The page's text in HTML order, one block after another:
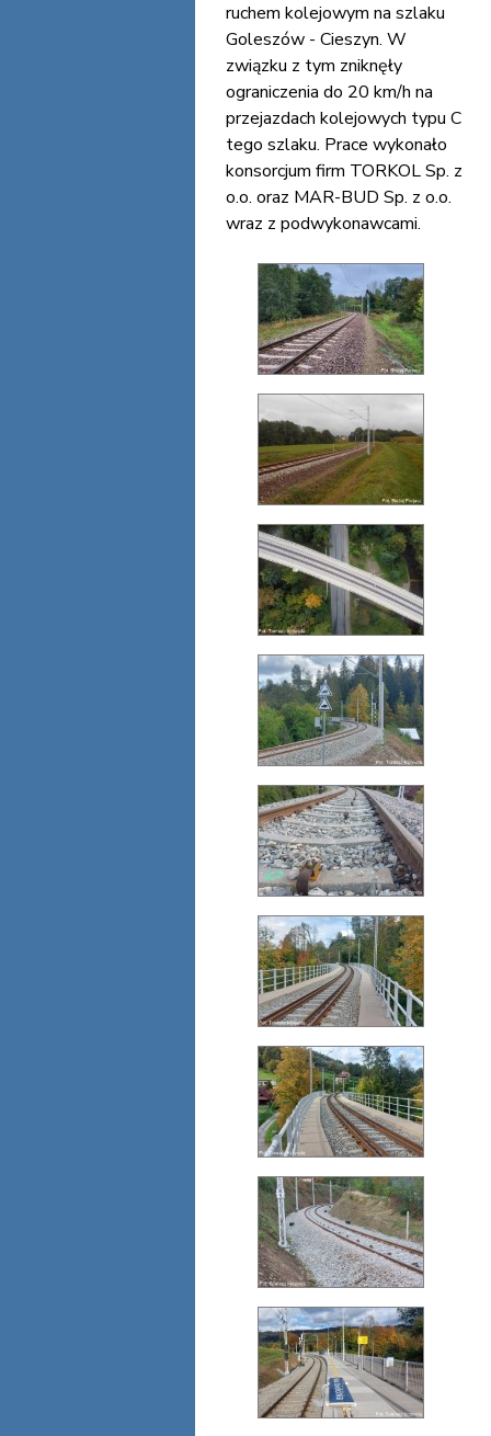
ruchem kolejowym na szlaku
Goleszów - Cieszyn. W
związku z tym zniknęły
ograniczenia do 20 km/h na
przejazdach kolejowych typu C
tego szlaku. Prace wykonało
konsorcjum firm TORKOL Sp. z
o.o. oraz MAR-BUD Sp. z o.o.
wraz z podwykonawcami.